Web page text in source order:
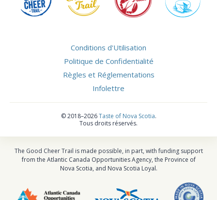
Conditions d'Utilisation
Politique de Confidentialité
Règles et Réglementations
Infolettre
©2018–2026 Taste of Nova Scotia.
Tous droits réservés.
The Good Cheer Trail is made possible, in part, with funding support
from the Atlantic Canada Opportunities Agency, the Province of
Nova Scotia, and Nova Scotia Loyal.